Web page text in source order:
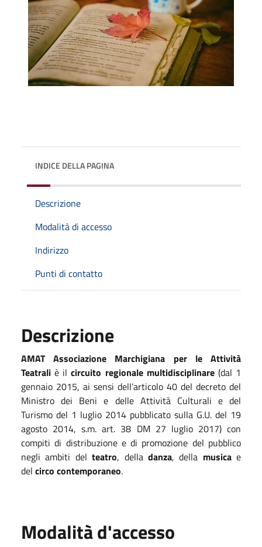
INDICE DELLA PAGINA
Descrizione
Modalità di accesso
Indirizzo
Punti di contatto
Descrizione
AMAT Associazione Marchigiana per le Attività
Teatraliè ilcircuito regionale multidisciplinare(dal 1
gennaio 2015, ai sensi dell’articolo 40 del decreto del
Ministro dei Beni e delle Attività Culturali e del
Turismo del 1 luglio 2014 pubblicato sulla G.U. del 19
agosto 2014, s.m. art. 38 DM 27 luglio 2017) con
compiti di distribuzione e di promozione del pubblico
negli ambiti delteatro, della danza, della musica e
del circo contemporaneo.
Modalità d'accesso